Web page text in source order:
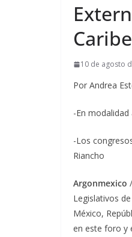
10 de agosto
Por Andrea
-En modalidad
-Los
Riancho
Argonmexico
Legislativos
México,
en este foro y